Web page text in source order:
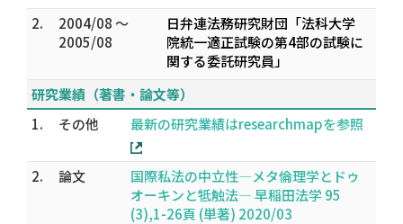
2.
2004/08 ～
2005/08
日弁連法務研究財団「法科大学
院統一適正試験の第4部の試験に
関する委託研究員」
研究業績（著書・論文等）
1.
その他 最新の研究業績はresearchmapを参照
2. 論文
国際私法の中立性—メタ倫理学とドゥ
オーキンと牴触法— 早稲田法学 95
(3),1-26頁 (単著) 2020/03